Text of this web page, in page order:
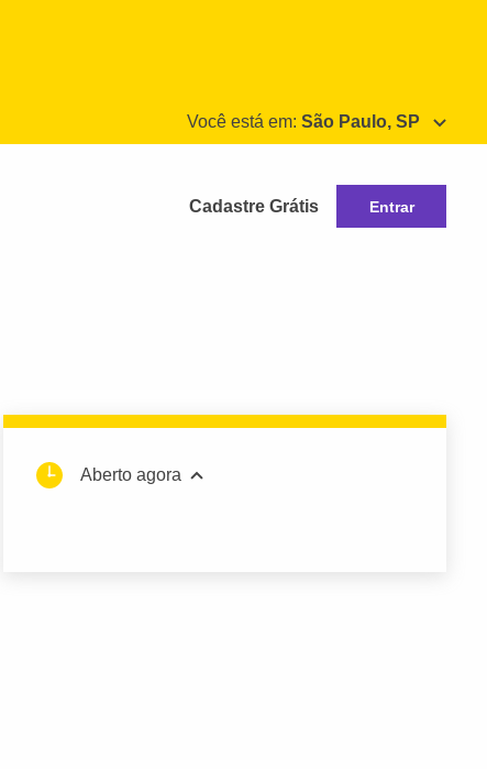
Você está em: São Paulo, SP
Cadastre Grátis Entrar
Aberto agora